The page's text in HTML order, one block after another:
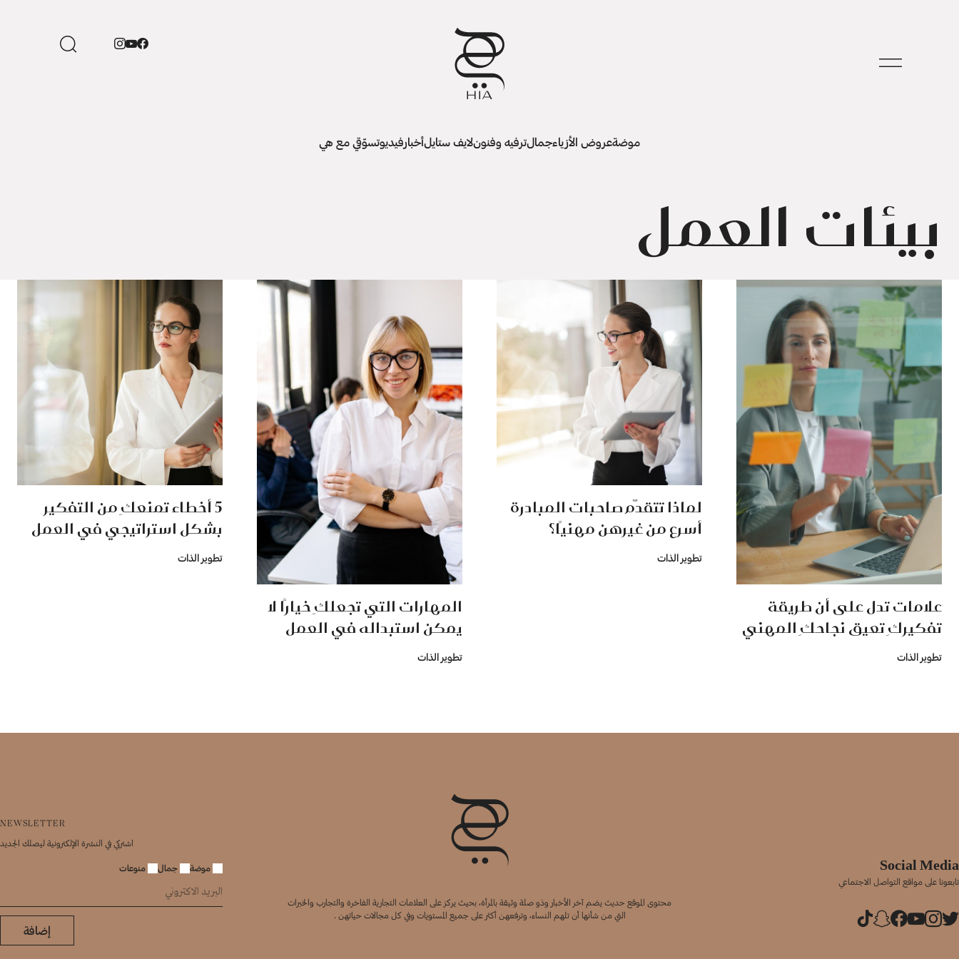
موضةعروض الأزياءجمالترفيه وفنونلايف ستايلأخبارفيديوتسوّقي مع هي
بيئات العمل
علامات تدل على أن طريقة
تفكيركِ تعيق نجاحكِ المهني
تطوير الذات
لماذا تتقدّم صاحبات المبادرة
أسرع من غيرهن مهنيًا؟
تطوير الذات
المهارات التي تجعلكِ خيارًا لا
يمكن استبداله في العمل
تطوير الذات
5 أخطاء تمنعكِ من التفكير
بشكل استراتيجي في العمل
تطوير الذات
NEWSLETTER
اشتركي في النشرة الإلكترونية ليصلك الجديد
موضة جمال منوعات
إضافة
محتوى الموقع حديث يضم آخر الأخبار وذو صلة وثيقة بالمرأة، بحيث يركز على العلامات التجارية الفاخرة والتجارب والخبرات
التي من شأنها أن تلهم النساء، وترفعهن أكثر على جميع المستويات وفي كل مجالات حياتهن .
Social Media
تابعونا على مواقع التواصل الاجتماعي